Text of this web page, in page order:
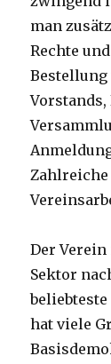
man
Rechte
Der
Sektor
hat viele